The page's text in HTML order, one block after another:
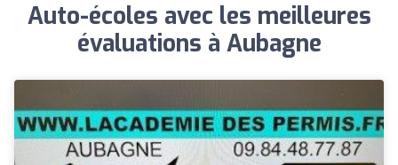
Auto-écoles avec les meilleures
évaluations à Aubagne